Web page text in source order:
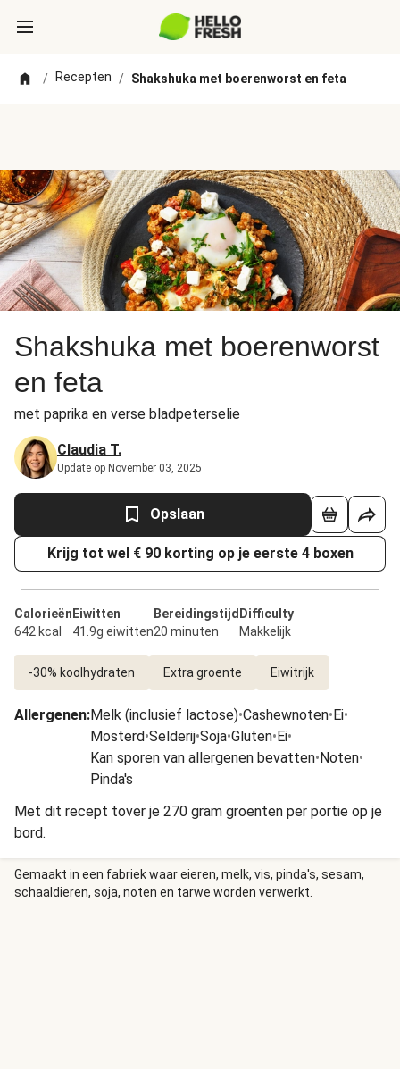
/ Recepten / Shakshuka met boerenworst en feta
Shakshuka met boerenworst
en feta
met paprika en verse bladpeterselie
Claudia T.
Update op November 03, 2025
Opslaan
Krijg tot wel € 90 korting op je eerste 4 boxen
Calorieën
642 kcal
Eiwitten
41.9g eiwitten
Bereidingstijd
20 minuten
Difficulty
Makkelijk
-30% koolhydraten Extra groente Eiwitrijk
Allergenen:Melk (inclusief lactose)•Cashewnoten•Ei•
Mosterd•Selderij•Soja•Gluten•Ei•
Kan sporen van allergenen bevatten•Noten•
Pinda's
Met dit recept tover je 270 gram groenten per portie op je
bord.
Gemaakt in een fabriek waar eieren, melk, vis, pinda's, sesam,
schaaldieren, soja, noten en tarwe worden verwerkt.